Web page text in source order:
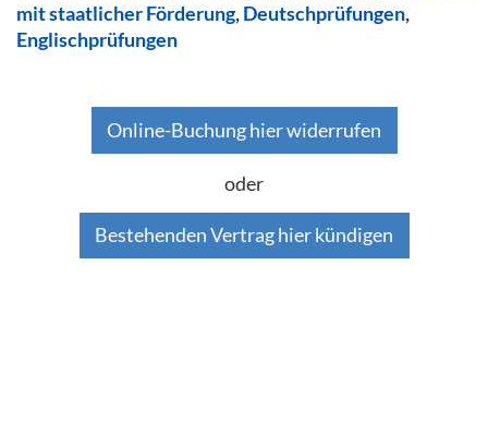
mit staatlicher Förderung,Deutschprüfungen,
Englischprüfungen
Online-Buchung hier widerrufen
oder
Bestehenden Vertrag hier kündigen